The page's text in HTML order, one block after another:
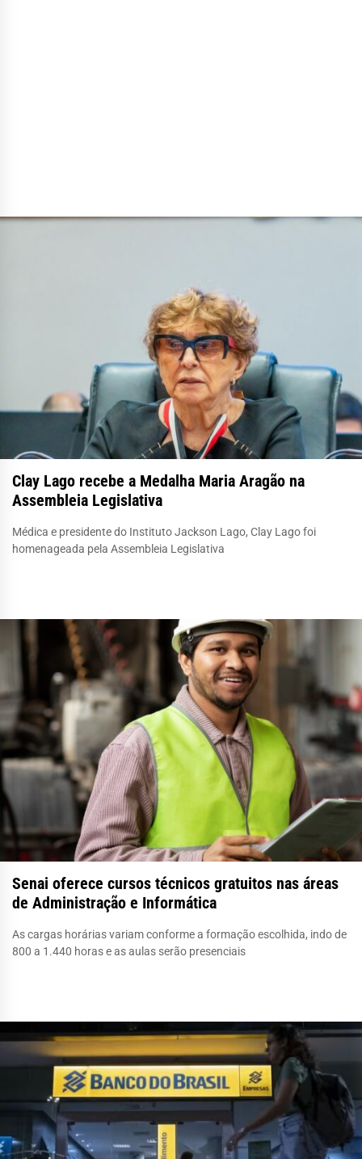
Clay Lago recebe a Medalha Maria Aragão na
Assembleia Legislativa
Médica e presidente do Instituto Jackson Lago, Clay Lago foi
homenageada pela Assembleia Legislativa
Senai oferece cursos técnicos gratuitos nas áreas
de Administração e Informática
As cargas horárias variam conforme a formação escolhida, indo de
800 a 1.440 horas e as aulas serão presenciais